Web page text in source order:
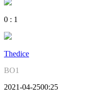
0 : 1
Thedice
BO1
2021-04-2500:25